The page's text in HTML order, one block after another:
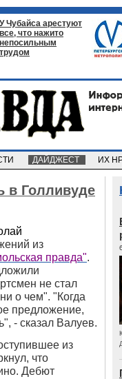
У Чубайса арестуют
все, что нажито
непосильным
трудом
ДАЙДЖЕСТ ИХ
в Голливуде
из
правда".
не стал
о чем". "Когда
предложение,
- сказал Валуев.
из
что
Дебют